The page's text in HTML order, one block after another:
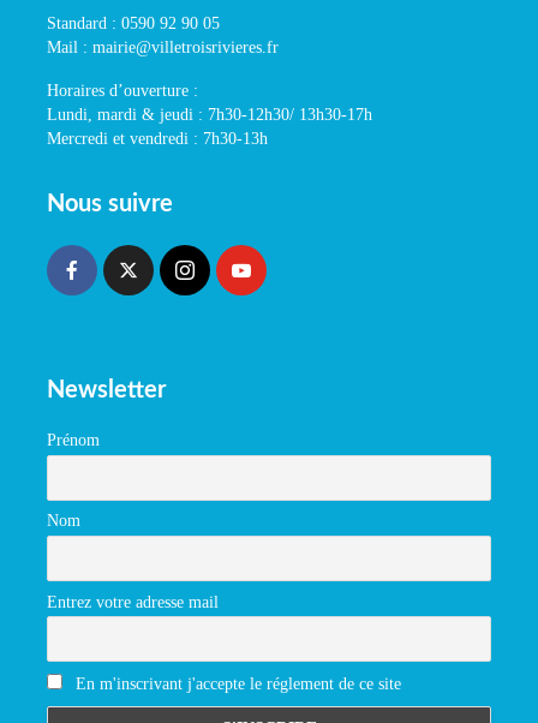
Standard : 0590 92 90 05
Mail : mairie@villetroisrivieres.fr
Horaires d’ouverture :
Lundi, mardi & jeudi : 7h30-12h30/ 13h30-17h
Mercredi et vendredi : 7h30-13h
Nous suivre
Newsletter
Prénom
Nom
Entrez votre adresse mail
En m'inscrivant j'accepte le réglement de ce site